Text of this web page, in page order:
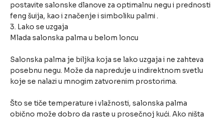
postavite salonske dlanove za optimalnu negu i prednosti
feng šuija, kao i značenje i simboliku palmi .
3. Lako se uzgaja
Mlada salonska palma u belom loncu
Salonska palma je biljka koja se lako uzgaja i ne zahteva
posebnu negu. Može da napreduje u indirektnom svetlu
koje se nalazi u mnogim zatvorenim prostorima.
Što se tiče temperature i vlažnosti, salonska palma
obično može dobro da raste u prosečnoj kući. Ako ništa